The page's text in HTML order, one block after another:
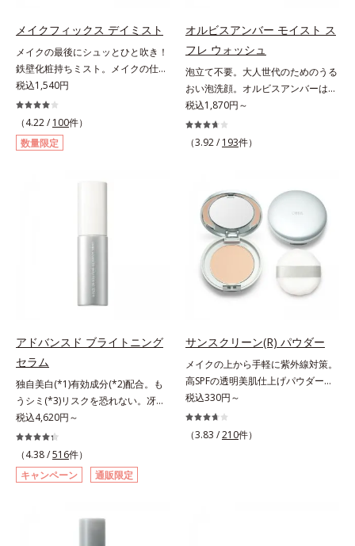
の使用回数＞通常サイズ：約90回
（1.5ヵ月程度）ラージサイズ：約
180回（3ヵ月程度）各商品の詳し
い情報は商品ページをご覧くださ
い。・BEAUTY夏祭りは、こちら
チノール配合＝保湿成分*2 パルミ
成分*3 ラウロイルグルタミン酸ジ
（フィトステリル/オクチルドデシ
ル）配合＝保湿成分*4 角層まで
る、まるでサロン帰りのようなうる
おうツヤ髪を叶えます。*1 毛髪補
修成分（イソステアリン酸、イソス
テアロイル加水分解コラーゲン、イ
ソステアロイル加水分解シルク、ス
フィンゴ糖脂質、トコフェロール、
グリセリン、糖脂質、BG、イソス
テアリン酸、イソステアロイル加水
質、トコフェロール、グリセリン、
ヒアルロン酸ヒドロキシプロピルト
リモニウム、フェノキシエタノー
ル）*2 髪の乾燥、乾燥によるパサ
つき*3 毛髪にうるおい、ハリを与
えること
メイクフィックス デイミスト
メイクの最後にシュッとひと吹き！
鉄壁化粧持ちミスト。メイクの仕上
げにシュッとひと吹き。肌とメイク
の密着感をピタッと高め、メイクく
ずれを防ぎ、化粧持ちをアップさせ
るミストタイプの化粧水です。くず
れ防止成分(*1)を含む層と美容成分
振って混ぜると、美容成分がくずれ
汗・水・皮脂をはじきながら、美容
成分がうるおいをキープ。Wの機能
でメイクをくずさずガードします。
さらに保湿成分配合でうるおい感が
続き、エアコンなどによる乾燥も防
イ酸、ジメチコン配合＝汗や水、皮
脂をはじき、メイクくずれを防ぐ成
分*2 オリーブ葉エキス、ゴレンシ
葉エキス、加水分解ヒアルロン酸、
異性化糖配合＝保湿成分【ご使用方
法】2層タイプなので、必ず容器を
よく振ってからお使いください。メ
イクの仕上げに、顔から20cm程度
離し、目と口を閉じて、顔全体に適
量吹きかけてください。（5～6プッ
触れずに乾くまでそのままお待ちく
税込1,540円
（4.22 / 100件）
数量限定
オルビスアンバー モイスト ス
フレ ウォッシュ
泡立て不要。大人世代のためのうる
おい泡洗顔。オルビスアンバーは、
いつも⾃然体で美しくありたいと願
う⼤⼈世代に寄り添うブランドで
す。年齢印象研究に基づいた肌サイ
軽なお手入れで賢いケアを。ライフ
スタイルになじむ、若々しい印象(*)
作りのサポートをします。* 肌にハ
リを与え若々しい印象
税込1,870円～
（3.92 / 193件）
アドバンスド ブライトニング
セラム
独自美白(*1)有効成分(*2)配合。も
うシミ(*3)リスクを恐れない。冴え
わたる透明美肌(*4)へ。先端肌科学
が導く、透明感あふれる輝き(*4)
へ。今の自分の肌も未来の肌もあき
らめない、自分史上最高の冴えわた
る透明美肌(*4)を目指すには、美肌
ミを予防するお手入れを続けること
税込4,620円～
（4.38 /516件）
キャンペーン
通販限定
サンスクリーン(R) パウダー
メイクの上から手軽に紫外線対策。
高SPFの透明美肌仕上げパウダー。
メイクの上から手を汚さずに紫外線
対策ができるUVカットパウダーで
す。“素肌のようななめらかな軽
税込330円～
（3.83 /210件）